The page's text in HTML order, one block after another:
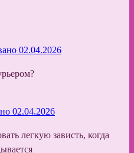
02.04.2026
02.04.2026
легкую зависть, когда